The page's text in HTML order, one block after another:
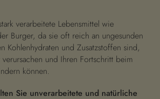
verarbeitete Lebensmittel wie
Burger, da sie oft reich an ungesunden
Kohlenhydraten und Zusatzstoffen sind,
und Ihren Fortschritt beim
können.
Sie unverarbeitete und natürliche